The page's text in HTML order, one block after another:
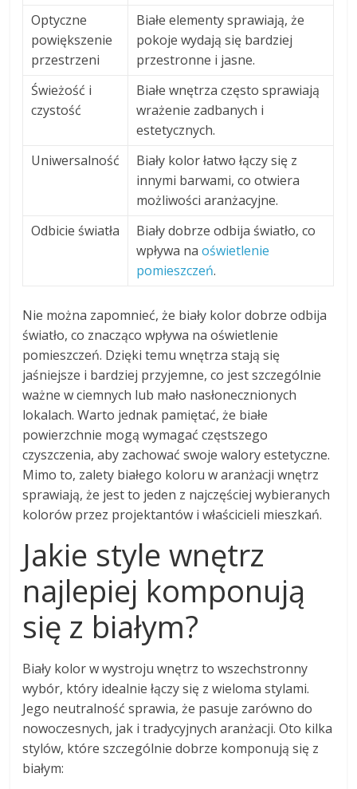
Optyczne
powiększenie
przestrzeni
Białe elementy sprawiają, że
pokoje wydają się bardziej
przestronne i jasne.
Świeżość i
czystość
Białe wnętrza często sprawiają
wrażenie zadbanych i
estetycznych.
Uniwersalność
Biały kolor łatwo łączy się z
innymi barwami, co otwiera
możliwości aranżacyjne.
Odbicie światła
Biały dobrze odbija światło, co
wpływa naoświetlenie
pomieszczeń.
Nie można zapomnieć, że biały kolor dobrze odbija
światło, co znacząco wpływa na oświetlenie
pomieszczeń. Dzięki temu wnętrza stają się
jaśniejsze i bardziej przyjemne, co jest szczególnie
ważne w ciemnych lub mało nasłonecznionych
lokalach. Warto jednak pamiętać, że białe
powierzchnie mogą wymagać częstszego
czyszczenia, aby zachować swoje walory estetyczne.
Mimo to, zalety białego koloru w aranżacji wnętrz
sprawiają, że jest to jeden z najczęściej wybieranych
kolorów przez projektantów i właścicieli mieszkań.
Jakie style wnętrz
najlepiej komponują
się z białym?
Biały kolor w wystroju wnętrz to wszechstronny
wybór, który idealnie łączy się z wieloma stylami.
Jego neutralność sprawia, że pasuje zarówno do
nowoczesnych, jak i tradycyjnych aranżacji. Oto kilka
stylów, które szczególnie dobrze komponują się z
białym: